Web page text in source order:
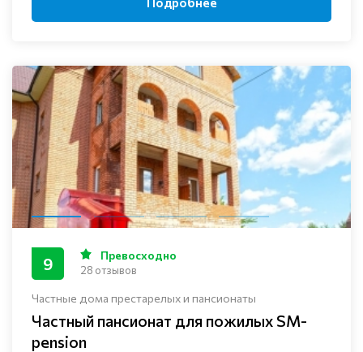
Частные дома престарелых и пансионаты
Частный пансионат для пожилых SM-
pension
9 Превосходно
28 отзывов